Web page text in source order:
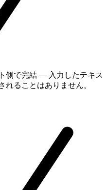
側で完結 — 入力したテキス
れることはありません。